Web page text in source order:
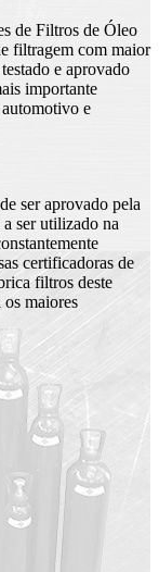
de Filtros de Óleo
filtragem com maior
e aprovado
importante
automotivo e
ser aprovado pela
ser utilizado na
certificadoras de
filtros deste
maiores